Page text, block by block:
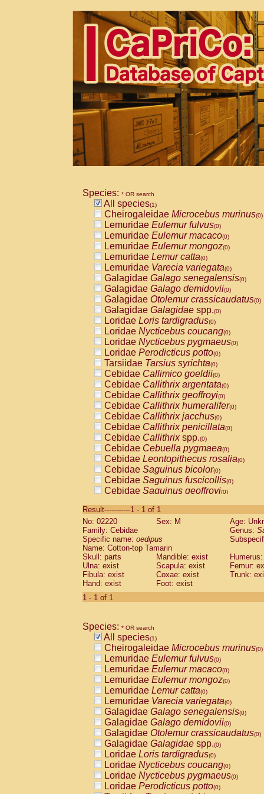
Species: * OR search
All species(1)
Cheirogaleidae Microcebus murinus(0)
Lemuridae Eulemur fulvus(0)
Lemuridae Eulemur macaco(0)
Lemuridae Eulemur mongoz(0)
Lemuridae Lemur catta(0)
Lemuridae Varecia variegata(0)
Galagidae Galago senegalensis(0)
Galagidae Galago demidovii(0)
Galagidae Otolemur crassicaudatus(0)
Galagidae Galagidae spp.(0)
Loridae Loris tardigradus(0)
Loridae Nycticebus coucang(0)
Loridae Nycticebus pygmaeus(0)
Loridae Perodicticus potto(0)
Tarsiidae Tarsius syrichta(0)
Cebidae Callimico goeldii(0)
Cebidae Callithrix argentata(0)
Cebidae Callithrix geoffroyi(0)
Cebidae Callithrix humeralifer(0)
Cebidae Callithrix jacchus(0)
Cebidae Callithrix penicillata(0)
Cebidae Callithrixspp.(0)
Cebidae Cebuella pygmaea(0)
Cebidae Leontopithecus rosalia(0)
Cebidae Saguinus bicolor(0)
Cebidae Saguinus fuscicollis(0)
Cebidae Saguinus geoffroyi(0)
CebidaeSaguinus labiatus(0)
Cebidae Saguinus leucopus (0)
Cebidae
CebidaeSaguinus mystax
Cebidae Saguinus nigricollis (0)
Cebidae Saguinus oedipus
Cebidae Saguinus weddelli
Cebidae Saguinusspp.
Cebidae
CebidaeCebus capucinus
CebidaeCebus nigrivittatus
CebidaeCebus spp.(0)
CebidaeSaimiri boliviensis(0)
CebidaeSaimiri sciureus(0)
AtelidaeAlouatta caraya(0)
AtelidaeAlouatta fusca(0)
AtelidaeAlouatta seniculus(0)
AtelidaeAlouattaspp.(0)
AtelidaeAteles belzebuth(0)
AtelidaeAteles geoffroyi(0)
AtelidaeAteles paniscus(0)
AtelidaeAtelesspp.(0)
AtelidaeLagothrix lagothricha(0)
AtelidaeLagothrix lagothricha cana
PitheciidaeCacajao calvus
Result-----------1 - 1 of 1
No: 02220
Sex: M
Age:
Family: Cebidae
Genus:
Specific name: oedipus
Name: Cotton-top Tamarin
Skull: parts
Mandible: exist
Ulna: exist
Scapula: exist
Femur:
Fibula: exist
Coxae: exist
Trunk:
Hand: exist
Foot: exist
1 - 1 of 1
Species: * OR search
All species(1)
Cheirogaleidae Microcebus murinus(0)
Lemuridae Eulemur fulvus(0)
Lemuridae Eulemur macaco(0)
Lemuridae Eulemur mongoz(0)
Lemuridae Lemur catta(0)
Lemuridae Varecia variegata(0)
Galagidae Galago senegalensis(0)
Galagidae Galago demidovii(0)
Galagidae Otolemur crassicaudatus(0)
Galagidae Galagidae spp.(0)
Loridae Loris tardigradus(0)
Loridae Nycticebus coucang(0)
Loridae Nycticebus pygmaeus(0)
Loridae Perodicticus potto(0)